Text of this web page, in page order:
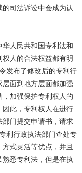
司法诉讼中会成为认
人民共和国专利法和
人的合法权益都有明
发布了修改后的专利行
层面到地方层面都加强
加强保护专利权人的
此，专利权人在进行
门提交申请书，请求
利行政执法部门查处专
式灵活等优点，并且
悉专利法，但是在执